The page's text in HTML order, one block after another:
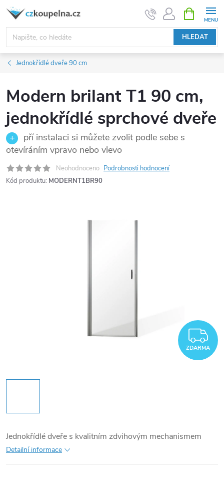
Přejít
obsah
HLEDAT
NÁKUPNÍ
KOŠÍK
Jednokřídlé dveře 90 cm
Modern brilant T1 90 cm,
jednokřídlé sprchové dveře
pří instalaci si můžete zvolit podle sebe s
otevíráním vpravo nebo vlevo
Neohodnoceno Podrobnosti hodnocení
Kód produktu: MODERNT1BR90
ZDARMA
Jednokřídlé dveře s kvalitním zdvihovým mechanismem
Detailní informace